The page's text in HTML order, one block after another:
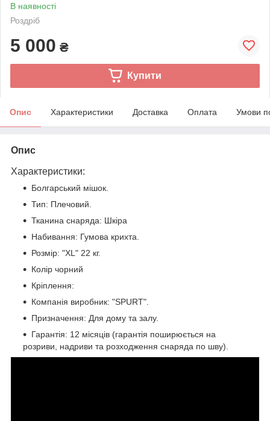
В наявності
Роздріб
5 000 ₴
Купити
Опис Характеристики Доставка Оплата Умови
Опис
Характеристики:
Болгарський мішок.
Тип: Плечовий.
Тканина снаряда: Шкіра
Набивання: Гумова крихта.
Розмір: "XL" 22 кг.
Колір чорний
Кріплення:
Компанія виробник: "SPURT".
Призначення: Для дому та залу.
Гарантія: 12 місяців (гарантія поширюється на
розриви, надриви та розходження снаряда по шву).